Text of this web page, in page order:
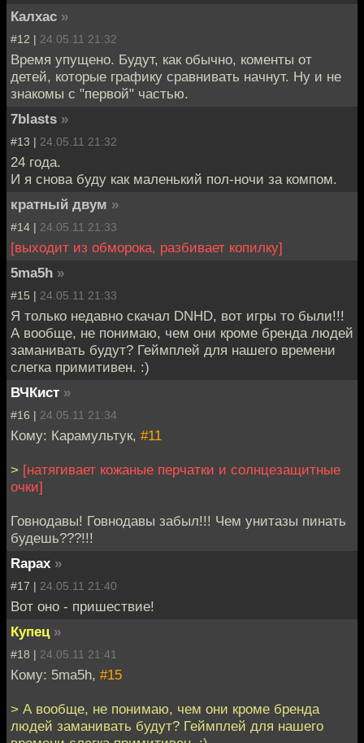
Калхас »
#12 | 24.05.11 21:32
Время упущено. Будут, как обычно, коменты от
детей, которые графику сравнивать начнут. Ну и не
знакомы с "первой" частью.
7blasts »
#13 | 24.05.11 21:32
24 года.
И я снова буду как маленький пол-ночи за компом.
кратный двум »
#14 | 24.05.11 21:33
[выходит из обморока, разбивает копилку]
5ma5h »
#15 | 24.05.11 21:33
Я только недавно скачал DNHD, вот игры то были!!!
А вообще, не понимаю, чем они кроме бренда людей
заманивать будут? Геймплей для нашего времени
слегка примитивен. :)
ВЧКист »
#16 | 24.05.11 21:34
Кому: Карамультук, #11
> [натягивает кожаные перчатки и солнцезащитные
очки]
Говнодавы! Говнодавы забыл!!! Чем унитазы пинать
будешь???!!!
Rapax »
#17 | 24.05.11 21:40
Вот оно - пришествие!
Купец »
#18 | 24.05.11 21:41
Кому: 5ma5h, #15
> А вообще, не понимаю, чем они кроме бренда
людей заманивать будут? Геймплей для нашего